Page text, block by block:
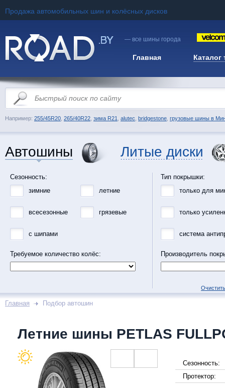
Продажа автомобильных шин и колёсных дисков
— все шины города
Главная Каталог
Например: 255/45R20 265/40R22 зима R21 alutec bridgestone грузовые шины в
Автошины Литые диски
Сезонность:
зимние
летние
всесезонные грязевые
с шипами
Требуемое количество колёс:
Тип покрышки:
только для
только
система
Производитель
Главная Подбор автошин
Летние шины PETLAS
Сезонность:
Протектор: